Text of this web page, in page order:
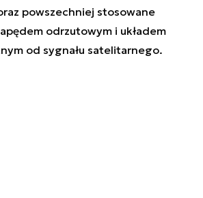
powszechniej stosowane
odrzutowym i układem
od sygnału satelitarnego.